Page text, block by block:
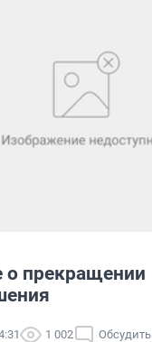
о прекращении
1 002 Обсудить